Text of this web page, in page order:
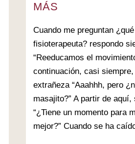
MÁS
Cuando me preguntan
fisioterapeuta? respondo
“Reeducamos el
continuación, casi
extrañeza “Aaahhh, pero
masajito?” A partir de
“¿Tiene un momento para
mejor?” Cuando se ha